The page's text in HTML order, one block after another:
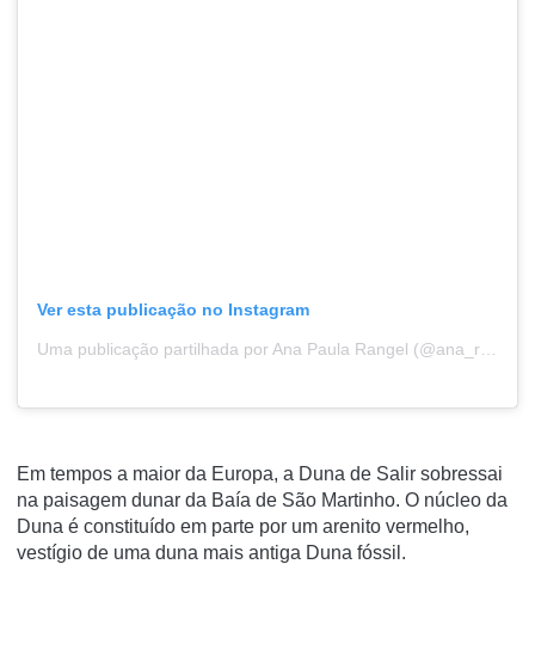
Ver esta publicação no Instagram
Uma publicação partilhada por Ana Paula Rangel (@ana_rangel_1)
Em tempos a maior da Europa, a Duna de Salir sobressai
na paisagem dunar da Baía de São Martinho. O núcleo da
Duna é constituído em parte por um arenito vermelho,
vestígio de uma duna mais antiga Duna fóssil.